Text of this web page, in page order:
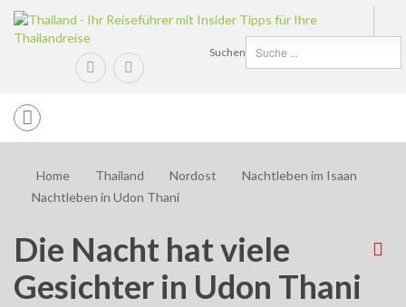
Suchen
Home Thailand Nordost
Nachtleben im Isaan
Nachtleben in Udon Thani
Die Nacht hat viele
Gesichter in Udon Thani